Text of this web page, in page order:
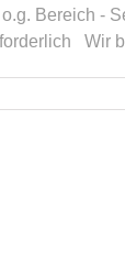
Bereich -
Wir